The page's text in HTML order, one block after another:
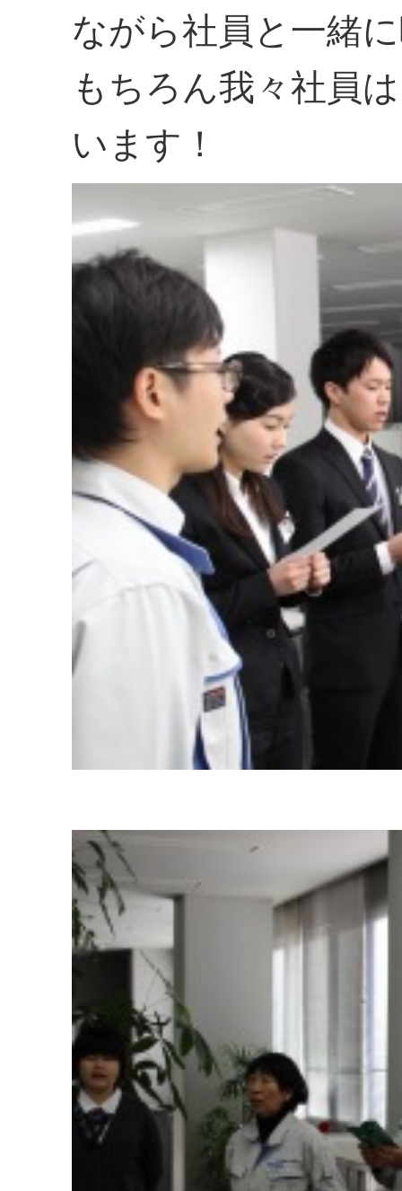
ながら社員と一緒
もちろん我々社員
います！